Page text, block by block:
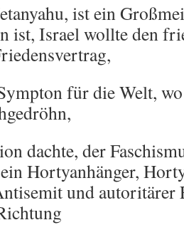
ist ein
ist, Israel wollte den
für die Welt,
dachte, der
Hortyanhänger,
und autoritärer